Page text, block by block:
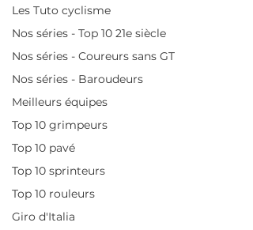
Les Tuto cyclisme
Nos séries - Top 10 21e siècle
Nos séries - Coureurs sans GT
Nos séries - Baroudeurs
Meilleurs équipes
Top 10 grimpeurs
Top 10 pavé
Top 10 sprinteurs
Top 10 rouleurs
Giro d'Italia